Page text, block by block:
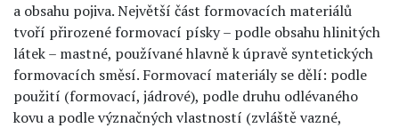
a obsahu pojiva. Největší část formovacích materiálů
tvoří přirozené formovací písky – podle obsahu hlinitých
látek – mastné, používané hlavně k úpravě syntetických
formovacích směsí. Formovací materiály se dělí: podle
použití (formovací, jádrové), podle druhu odlévaného
kovu a podle význačných vlastností (zvláště vazné,